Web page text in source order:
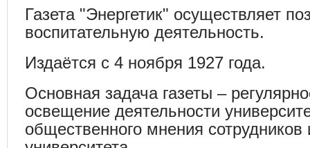
Газета "Энергетик" осуществляет
воспитательную деятельность.
Издаётся с 4 ноября 1927 года.
Основная задача газеты –
освещение деятельности
общественного мнения сотрудников